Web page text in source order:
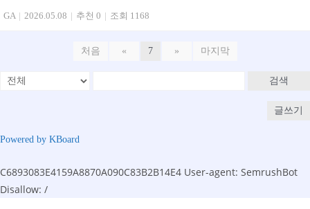
GA | 2026.05.08 | 추천 0 | 조회 1168
처음 « 7 » 마지막
검색
글쓰기
Powered by KBoard
C6893083E4159A8870A090C83B2B14E4 User-agent: SemrushBot
Disallow: /